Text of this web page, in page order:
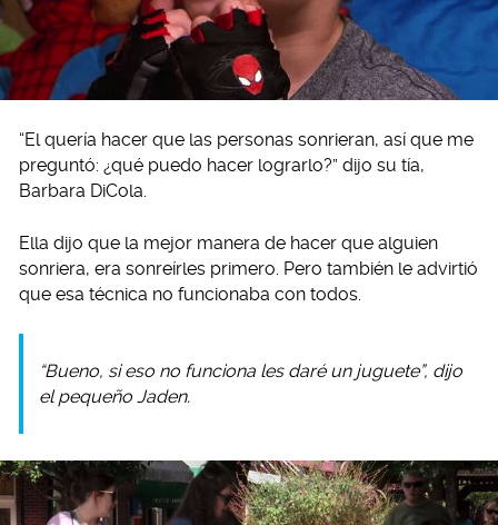
“El quería hacer que las personas sonrieran, así que me
preguntó: ¿qué puedo hacer lograrlo?” dijo su tía,
Barbara DiCola.
Ella dijo que la mejor manera de hacer que alguien
sonriera, era sonreírles primero. Pero también le advirtió
que esa técnica no funcionaba con todos.
“Bueno, si eso no funciona les daré un juguete”, dijo
el pequeño Jaden.